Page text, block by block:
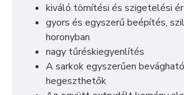
kiváló tömítési és szigetelési
gyors és egyszerű beépítés,
horonyban
nagy tűréskiegyenlítés
A sarkok egyszerűen
hegeszthetők